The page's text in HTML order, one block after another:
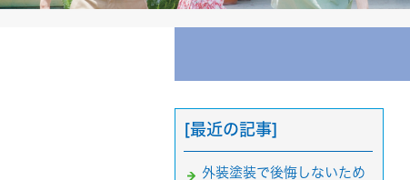
[最近の記事]
外装塗装で後悔しないため